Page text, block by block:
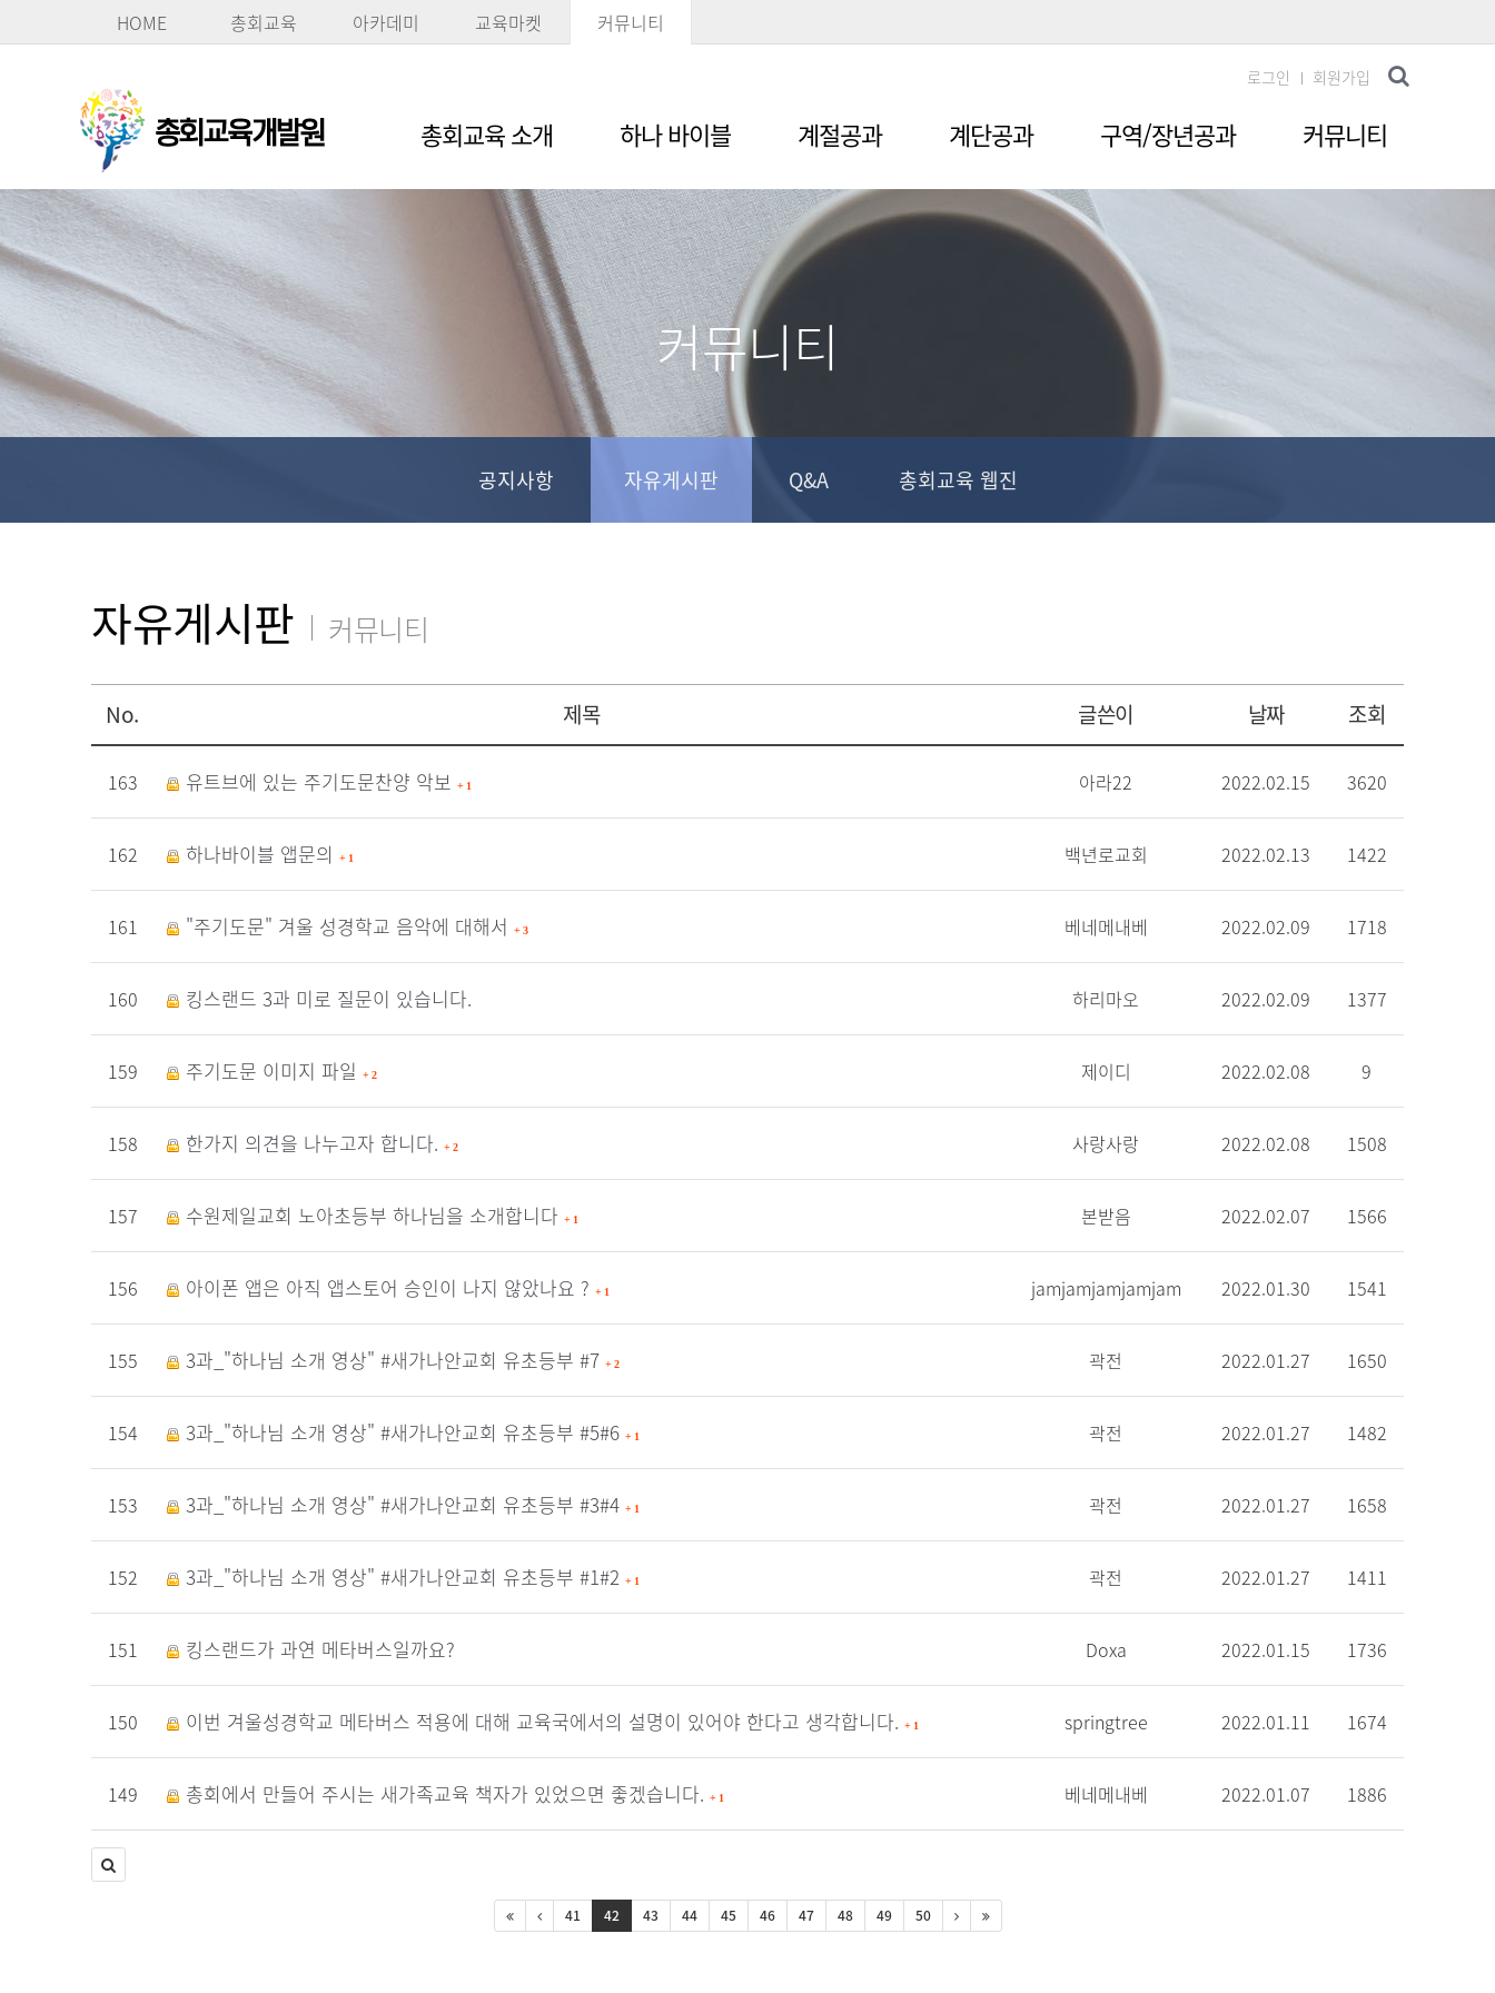
HOME 총회교육 아카데미 교육마켓 커뮤니티
총회교육 소개 하나 바이블 계절공과 계단공과 구역/장년공과 커뮤니티
로그인 회원가입
커뮤니티
공지사항 자유게시판 Q&A 총회교육 웹진
자유게시판 커뮤니티
No. 제목 글쓴이 날짜 조회
163 유트브에 있는 주기도문찬양 악보 + 1 아라22 2022.02.15 3620
162 하나바이블 앱문의 + 1 백년로교회 2022.02.13 1422
161 "주기도문" 겨울 성경학교 음악에 대해서 + 3 베네메내베 2022.02.09 1718
160 킹스랜드 3과 미로 질문이 있습니다. 하리마오 2022.02.09 1377
159 주기도문 이미지 파일 + 2 제이디 2022.02.08 9
158 한가지 의견을 나누고자 합니다. + 2 사랑사랑 2022.02.08 1508
157 수원제일교회 노아초등부 하나님을 소개합니다 + 1 본받음 2022.02.07 1566
156 아이폰 앱은 아직 앱스토어 승인이 나지 않았나요 ? + 1 jamjamjamjamjam 2022.01.30 1541
155 3과_"하나님 소개 영상" #새가나안교회 유초등부 #7 + 2 곽전 2022.01.27 1650
154 3과_"하나님 소개 영상" #새가나안교회 유초등부 #5#6 + 1 곽전 2022.01.27 1482
153 3과_"하나님 소개 영상" #새가나안교회 유초등부 #3#4 + 1 곽전 2022.01.27 1658
152 3과_"하나님 소개 영상" #새가나안교회 유초등부 #1#2 + 1 곽전 2022.01.27 1411
151 킹스랜드가 과연 메타버스일까요? Doxa 2022.01.15 1736
150 이번 겨울성경학교 메타버스 적용에 대해 교육국에서의 설명이 있어야 한다고 생각합니다. + 1 springtree 2022.01.11 1674
149 총회에서 만들어 주시는 새가족교육 책자가 있었으면 좋겠습니다. + 1 베네메내베 2022.01.07 1886
41 42 43 44 45 46 47 48 49 50